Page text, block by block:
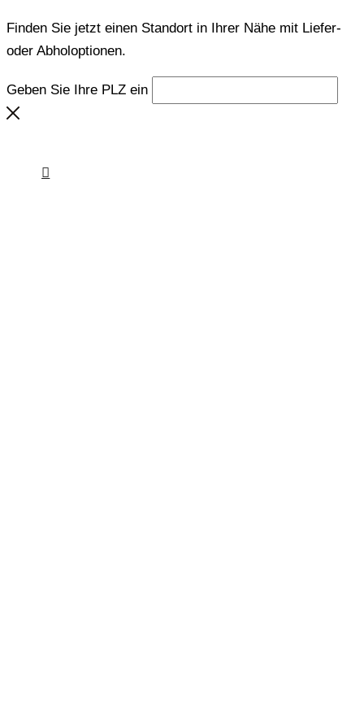
Finden Sie jetzt einen Standort in Ihrer Nähe mit Liefer-
oder Abholoptionen.
Geben Sie Ihre PLZ ein